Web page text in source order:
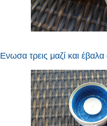
τρεις μαζί και